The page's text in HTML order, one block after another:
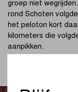
groep niet
rond Schoten
het peloton kort
kilometers die
aanpikken.